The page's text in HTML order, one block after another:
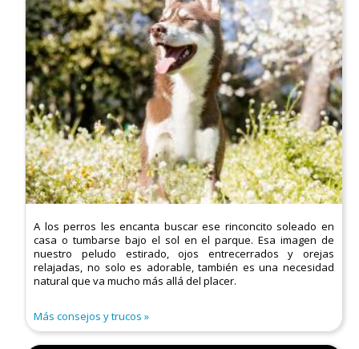
A los perros les encanta buscar ese rinconcito soleado en
casa o tumbarse bajo el sol en el parque. Esa imagen de
nuestro peludo estirado, ojos entrecerrados y orejas
relajadas, no solo es adorable, también es una necesidad
natural que va mucho más allá del placer.
Más consejos y trucos